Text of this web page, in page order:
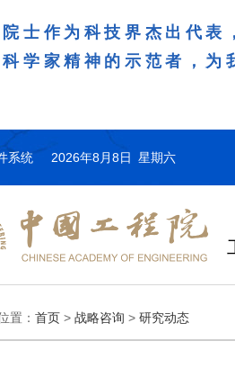
士作为科技界杰出代
学家精神的示范者，为
系统 2026年8月8日 星期六
置： 首页> 战略咨询 > 研究动态